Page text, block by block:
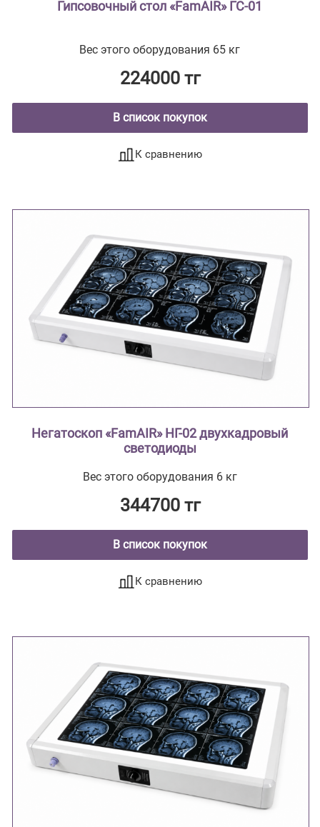
Гипсовочный стол «FamAIR» ГС-01
Вес этого оборудования 65 кг
224000 тг
В список покупок
К сравнению
Негатоскоп «FamAIR» НГ-02 двухкадровый
светодиоды
Вес этого оборудования 6 кг
344700 тг
В список покупок
К сравнению